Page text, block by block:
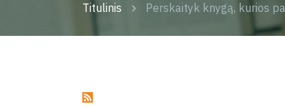
Titulinis Perskaityk knygą, kurios